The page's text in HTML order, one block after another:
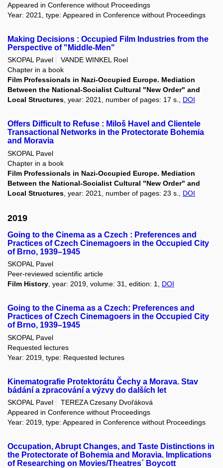
Appeared in Conference without Proceedings
Year: 2021, type: Appeared in Conference without Proceedings
Making Decisions : Occupied Film Industries from the
Perspective of "Middle-Men"
SKOPAL Pavel
VANDE WINKEL Roel
Chapter in a book
Film Professionals in Nazi-Occupied Europe. Mediation
Between the National-Socialist Cultural "New Order" and
Local Structures, year: 2021, number of pages: 17 s., DOI
Offers Difficult to Refuse : Miloš Havel and Clientele
Transactional Networks in the Protectorate Bohemia
and Moravia
SKOPAL Pavel
Chapter in a book
Film Professionals in Nazi-Occupied Europe. Mediation
Between the National-Socialist Cultural "New Order" and
Local Structures , year: 2021, number of pages: 23 s., DOI
2019
Going to the Cinema as a Czech : Preferences and
Practices of Czech Cinemagoers in the Occupied City
of Brno, 1939–1945
SKOPAL Pavel
Peer-reviewed scientific article
Film History, year: 2019, volume: 31, edition: 1, DOI
Going to the Cinema as a Czech: Preferences and
Practices of Czech Cinemagoers in the Occupied City
of Brno, 1939–1945
SKOPAL Pavel
Requested lectures
Year: 2019, type: Requested lectures
Kinematografie Protektorátu Čechy a Morava. Stav
bádání a zpracování a výzvy do dalších let
SKOPAL Pavel
TEREZA Czesany Dvořáková
Appeared in Conference without Proceedings
Year: 2019, type: Appeared in Conference without Proceedings
Occupation, Abrupt Changes, and Taste Distinctions in
the Protectorate of Bohemia and Moravia. Implications
of Researching on Movies/Theatres´ Boycott